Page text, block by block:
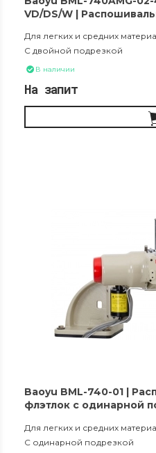
VD/DS/W |
обрезков материала
Для легких и средних
С двойной подрезкой
В наличии
На запит
Baoyu BML-740-01 |
флэтлок с одинарной
Для легких и средних
С одинарной подрезкой